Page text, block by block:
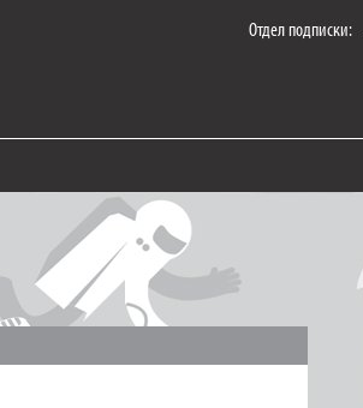
Отдел подписки: